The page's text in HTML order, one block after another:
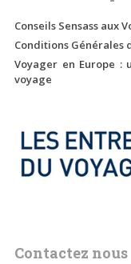
Conseils Sensass aux
Conditions Générales
Voyager en Europe :
voyage
Contactez nous